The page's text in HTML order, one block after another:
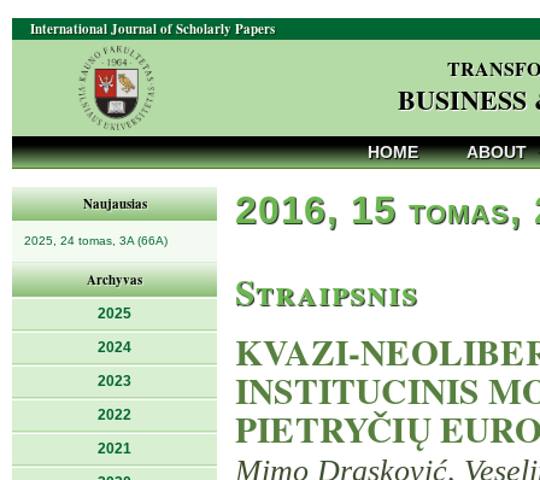
International Journal of Scholarly Papers
HOME ABOUT
Naujausias
2025, 24 tomas, 3A (66A)
Archyvas
2025
2024
2023
2022
2021
2016, 15
Straipsnis
KVAZI-
INSTITUCINIS
PIETRYČIŲ
Mimo Drasković,